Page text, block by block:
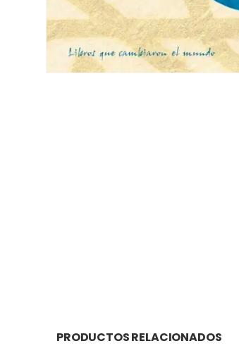
PRODUCTOS RELACIONADOS